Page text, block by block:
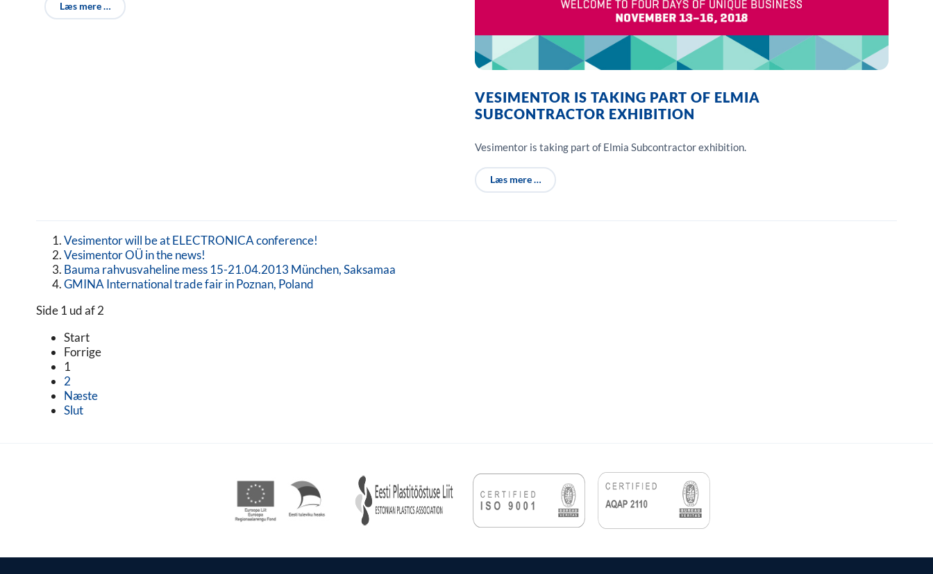
Læs mere …
VESIMENTOR IS TAKING PART OF ELMIA
SUBCONTRACTOR EXHIBITION
Vesimentor is taking part of Elmia Subcontractor exhibition.
Læs mere …
Vesimentor will be at ELECTRONICA conference!
Vesimentor OÜ in the news!
Bauma rahvusvaheline mess 15-21.04.2013 München, Saksamaa
GMINA International trade fair in Poznan, Poland
Side 1 ud af 2
Start
Forrige
1
2
Næste
Slut